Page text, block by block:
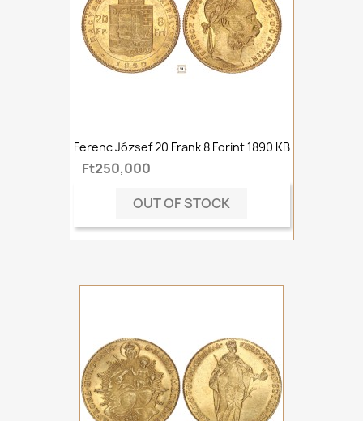
Ferenc József 20 Frank 8 Forint 1890 KB
Ft250,000
OUT OF STOCK